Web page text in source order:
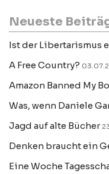
Neueste
Ist der Libertarismus
A Free Country?
Amazon Banned My
Was, wenn Daniele
Jagd auf alte Bücher
Denken braucht ein
Eine Woche